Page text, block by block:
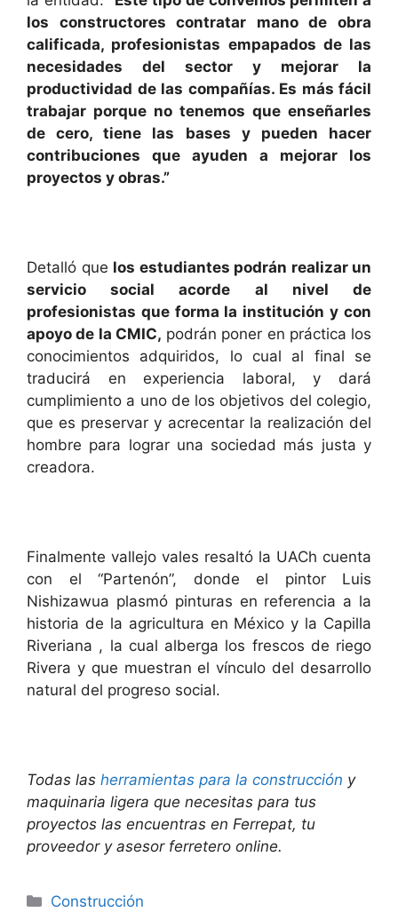
los constructores contratar mano de obra
calificada, profesionistas empapados de las
necesidades del sector y mejorar la
productividad de las compañías. Es más fácil
trabajar porque no tenemos que enseñarles
de cero, tiene las bases y pueden hacer
contribuciones que ayuden a mejorar los
proyectos y obras.”
Detalló que los estudiantes podrán realizar un
servicio social acorde al nivel de
profesionistas que forma la institución y con
apoyo de la CMIC, podrán poner en práctica los
conocimientos adquiridos, lo cual al final se
traducirá en experiencia laboral, y dará
cumplimiento a uno de los objetivos del colegio,
que es preservar y acrecentar la realización del
hombre para lograr una sociedad más justa y
creadora.
Finalmente vallejo vales resaltó la UACh cuenta
con el “Partenón”, donde el pintor Luis
Nishizawua plasmó pinturas en referencia a la
historia de la agricultura en México y la Capilla
Riveriana , la cual alberga los frescos de riego
Rivera y que muestran el vínculo del desarrollo
natural del progreso social.
Todas las herramientas para la construcción y
maquinaria ligera que necesitas para tus
proyectos las encuentras en Ferrepat, tu
proveedor y asesor ferretero online.
Categorías
Construcción